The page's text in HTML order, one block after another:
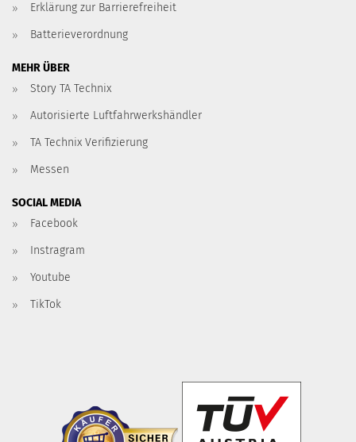
Erklärung zur Barrierefreiheit
Batterieverordnung
MEHR ÜBER
Story TA Technix
Autorisierte Luftfahrwerkshändler
TA Technix Verifizierung
Messen
SOCIAL MEDIA
Facebook
Instragram
Youtube
TikTok